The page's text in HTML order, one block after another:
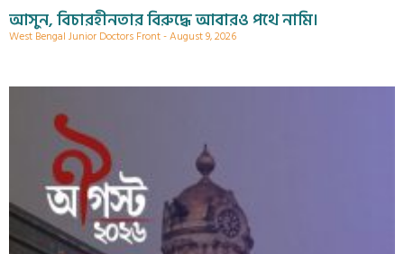
আসুন, বিচারহীনতার বিরুদ্ধে আবারও পথে নামি।
West Bengal Junior Doctors Front August 9, 2026